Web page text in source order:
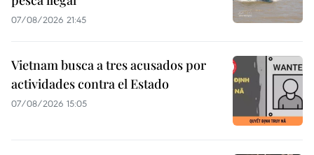
07/08/2026 21:45
Vietnam busca a tres acusados por
actividades contra el Estado
07/08/2026 15:05